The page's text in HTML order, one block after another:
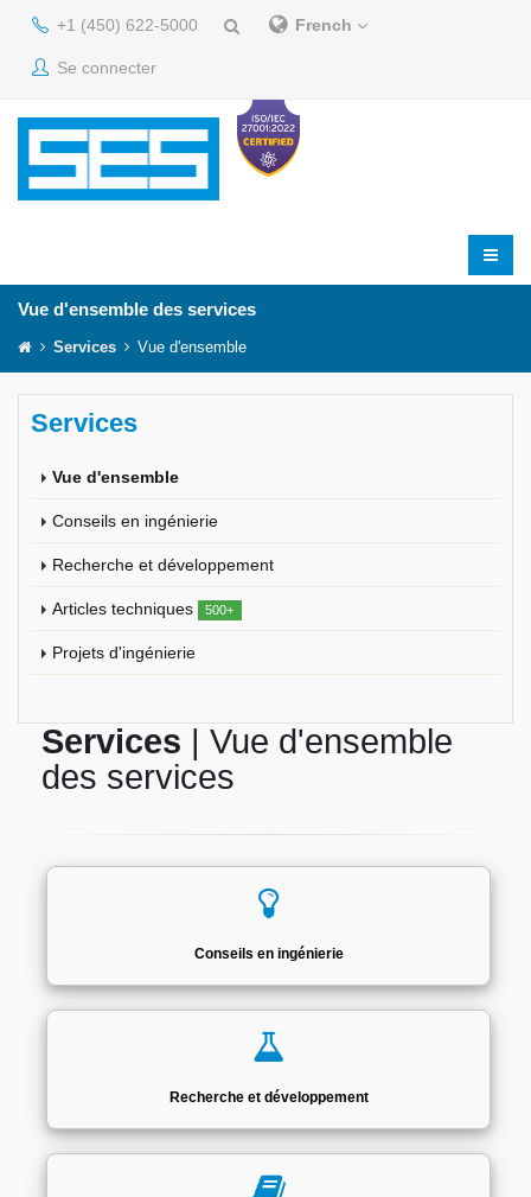
+1 (450) 622-5000 French
Se connecter
Vue d'ensemble des services
Services Vue d'ensemble
Services
Vue d'ensemble
Conseils en ingénierie
Recherche et développement
Articles techniques 500+
Projets d'ingénierie
Services | Vue d'ensemble
des services
Conseils en ingénierie
Recherche et développement